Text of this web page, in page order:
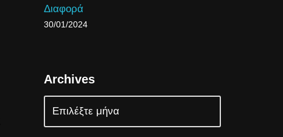
Διαφορά
30/01/2024
Archives